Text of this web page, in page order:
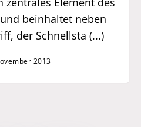
beinhaltet neben
der Schnellsta (...)
2013